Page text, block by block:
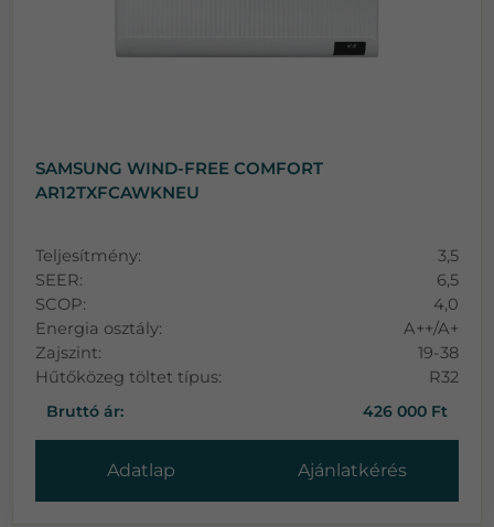
SAMSUNG WIND-FREE COMFORT
AR12TXFCAWKNEU
Teljesítmény:
3,5
SEER:
6,5
SCOP:
4,0
Energia osztály:
A++/A+
Zajszint:
19-38
Hűtőközeg töltet típus:
R32
Bruttó ár:
426 000 Ft
Adatlap Ajánlatkérés